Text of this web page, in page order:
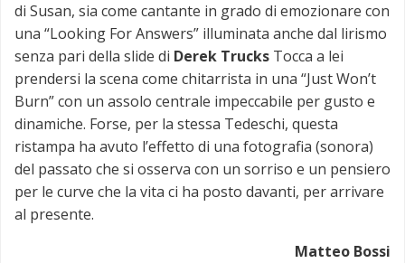
di Susan, sia come cantante in grado di emozionare con
una “Looking For Answers” illuminata anche dal lirismo
senza pari della slide di Derek Trucks Tocca a lei
prendersi la scena come chitarrista in una “Just Won’t
Burn” con un assolo centrale impeccabile per gusto e
dinamiche. Forse, per la stessa Tedeschi, questa
ristampa ha avuto l’effetto di una fotografia (sonora)
del passato che si osserva con un sorriso e un pensiero
per le curve che la vita ci ha posto davanti, per arrivare
al presente.
Matteo Bossi